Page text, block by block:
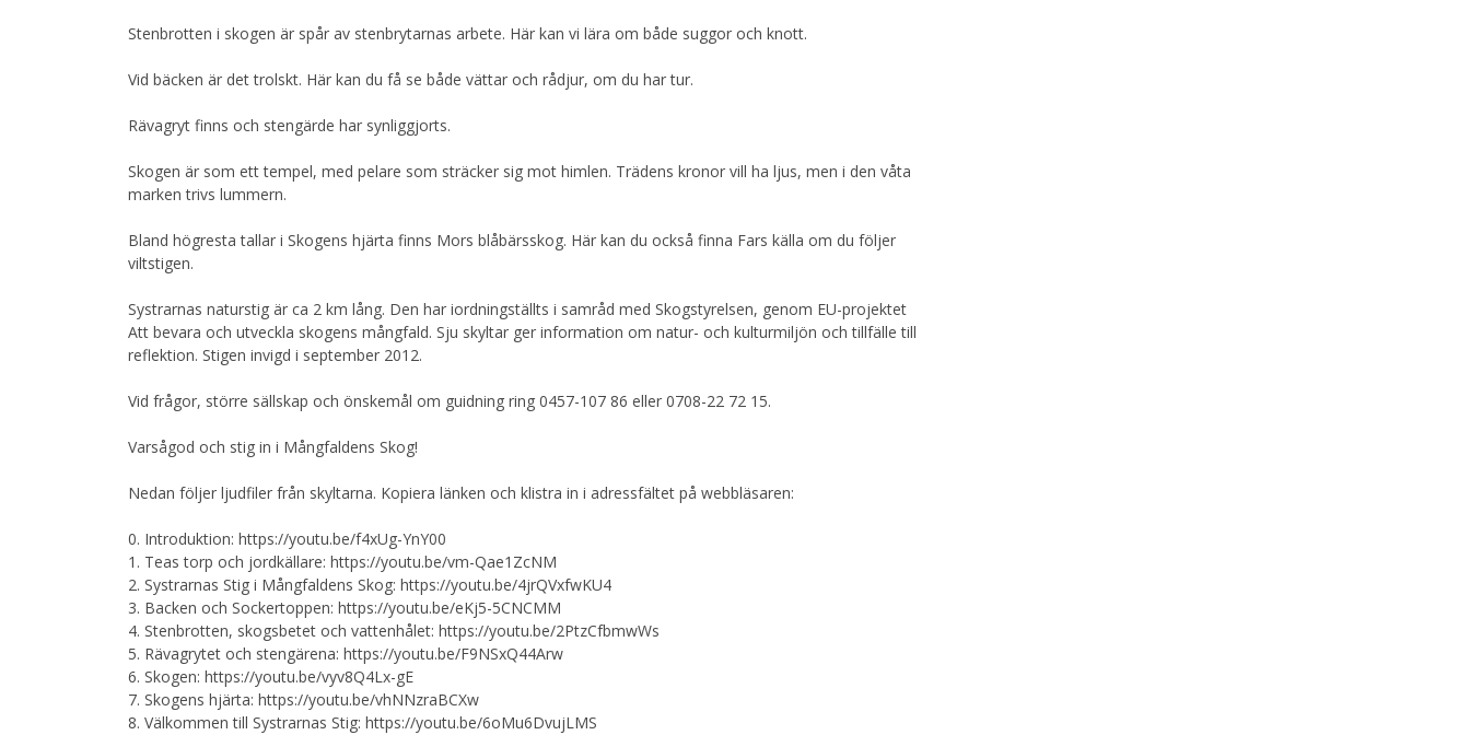
Stenbrotten i skogen är spår av stenbrytarnas arbete. Här kan vi lära om både suggor och knott.
Vid bäcken är det trolskt. Här kan du få se både vättar och rådjur, om du har tur.
Rävagryt finns och stengärde har synliggjorts.
Skogen är som ett tempel, med pelare som sträcker sig mot himlen. Trädens kronor vill ha ljus, men i den våta
marken trivs lummern.
Bland högresta tallar i Skogens hjärta finns Mors blåbärsskog. Här kan du också finna Fars källa om du följer
viltstigen.
Systrarnas naturstig är ca 2 km lång. Den har iordningställts i samråd med Skogstyrelsen, genom EU-projektet
Att bevara och utveckla skogens mångfald. Sju skyltar ger information om natur- och kulturmiljön och tillfälle till
reflektion. Stigen invigd i september 2012.
Vid frågor, större sällskap och önskemål om guidning ring 0457-107 86 eller 0708-22 72 15.
Varsågod och stig in i Mångfaldens Skog!
Nedan följer ljudfiler från skyltarna. Kopiera länken och klistra in i adressfältet på webbläsaren:
0. Introduktion: https://youtu.be/f4xUg-YnY00
1. Teas torp och jordkällare: https://youtu.be/vm-Qae1ZcNM
2. Systrarnas Stig i Mångfaldens Skog: https://youtu.be/4jrQVxfwKU4
3. Backen och Sockertoppen: https://youtu.be/eKj5-5CNCMM
4. Stenbrotten, skogsbetet och vattenhålet: https://youtu.be/2PtzCfbmwWs
5. Rävagrytet och stengärena: https://youtu.be/F9NSxQ44Arw
6. Skogen: https://youtu.be/vyv8Q4Lx-gE
7. Skogens hjärta: https://youtu.be/vhNNzraBCXw
8. Välkommen till Systrarnas Stig: https://youtu.be/6oMu6DvujLMS